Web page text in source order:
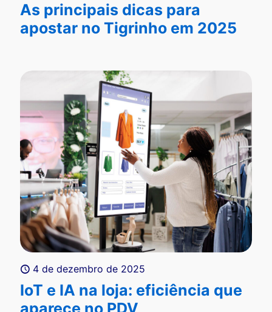
As principais dicas para
apostar no Tigrinho em 2025
4 de dezembro de 2025
IoT e IA na loja: eficiência que
aparece no PDV